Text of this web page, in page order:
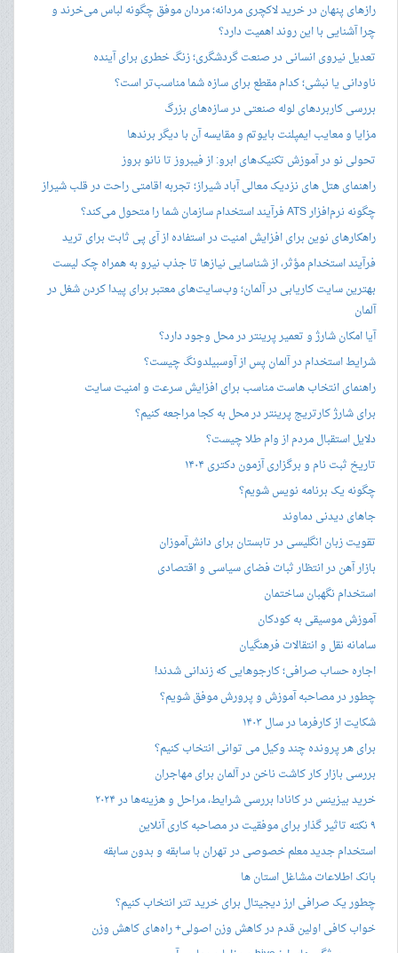
رازهای پنهان در خرید لاکچری مردانه؛ مردان موفق چگونه لباس می‌خرند و
چرا آشنایی با این روند اهمیت دارد؟
تعدیل نیروی انسانی در صنعت گردشگری؛ زنگ خطری برای آینده
ناودانی یا نبشی؛ کدام مقطع برای سازه شما مناسب‌تر است؟
بررسی کاربردهای لوله صنعتی در سازه‌های بزرگ
مزایا و معایب ایمپلنت بایوتم و مقایسه آن با دیگر برندها
تحولی نو در آموزش تکنیک‌های ابرو: از فیبروز تا نانو بروز
راهنمای هتل های نزدیک معالی آباد شیراز؛ تجربه اقامتی راحت در قلب شیراز
چگونه نرم‌افزار ATS فرآیند استخدام سازمان شما را متحول می‌کند؟
راهکارهای نوین برای افزایش امنیت در استفاده از آی پی ثابت برای ترید
فرآیند استخدام مؤثر، از شناسایی نیازها تا جذب نیرو به همراه چک لیست
بهترین سایت کاریابی در آلمان؛ وب‌سایت‌های معتبر برای پیدا کردن شغل در
آلمان
آیا امکان شارژ و تعمیر پرینتر در محل وجود دارد؟
شرایط استخدام در آلمان پس از آوسبیلدونگ چیست؟
راهنمای انتخاب هاست مناسب برای افزایش سرعت و امنیت سایت
برای شارژ کارتریج پرینتر در محل به کجا مراجعه کنیم؟
دلایل استقبال مردم از وام طلا چیست؟
تاریخ ثبت نام و برگزاری آزمون دکتری ۱۴۰۴
چگونه یک برنامه نویس شویم؟
جاهای دیدنی دماوند
تقویت زبان انگلیسی در تابستان برای دانش‌آموزان
بازار آهن در انتظار ثبات فضای سیاسی و اقتصادی
استخدام نگهبان ساختمان
آموزش موسیقی به کودکان
سامانه نقل و انتقالات فرهنگیان
اجاره حساب صرافی؛ کارجوهایی که زندانی شدند!
چطور در مصاحبه‌ آموزش و پرورش موفق شویم؟
شکایت از کارفرما در سال ۱۴۰۳
برای هر پرونده چند وکیل می توانی انتخاب کنیم؟
بررسی بازار کار کاشت ناخن در آلمان برای مهاجران
خرید بیزینس در کانادا بررسی شرایط، مراحل و هزینه‌ها در ۲۰۲۴
۹ نکته تاثیر گذار برای موفقیت در مصاحبه کاری آنلاین
استخدام جدید معلم خصوصی در تهران با سابقه و بدون سابقه
بانک اطلاعات مشاغل استان ها
چطور یک صرافی ارز دیجیتال برای خرید تتر انتخاب کنیم؟
خواب کافی اولین قدم در کاهش وزن اصولی+ راه‌های کاهش وزن